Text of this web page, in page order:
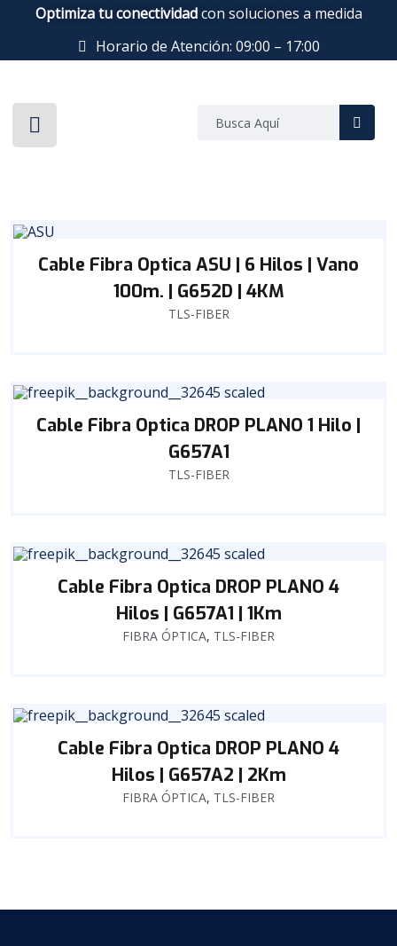
Optimiza tu conectividadcon soluciones a medida
Horario de Atención: 09:00 – 17:00
Cable Fibra Optica ASU | 6 Hilos | Vano
100m. | G652D | 4KM
TLS-FIBER
Cable Fibra Optica DROP PLANO 1 Hilo |
G657A1
TLS-FIBER
Cable Fibra Optica DROP PLANO 4
Hilos | G657A1 | 1Km
FIBRA ÓPTICA, TLS-FIBER
Cable Fibra Optica DROP PLANO 4
Hilos | G657A2 | 2Km
FIBRA ÓPTICA, TLS-FIBER